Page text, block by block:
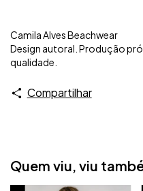
Camila Alves Beachwear
Design autoral. Produção
qualidade.
Compartilhar
Quem viu, viu